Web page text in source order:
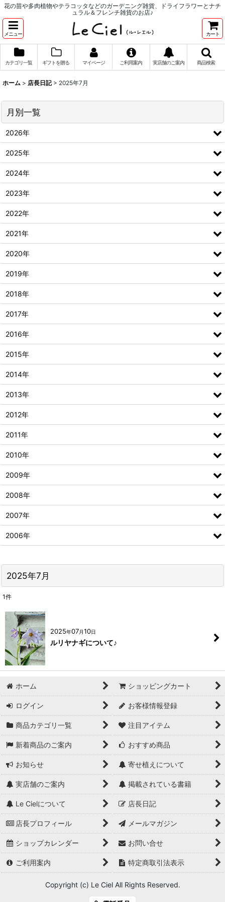
花の苗や多肉植物やテラコッタなどのガーデニング雑貨、ドライフラワーとナチ
ュラル＆フレンチ雑貨のお店♪
メニュー カート
カテゴリ一覧 ギフトを贈る マイページ ご利用案内 実店舗のご案内 商品検索
ホーム > 店長日記 > 2025年7月
2025年7月
1件
2025年07月10日
ルリヤナギについて♪
月別一覧
2026年
2025年
2024年
2023年
2022年
2021年
2020年
2019年
2018年
2017年
2016年
2015年
2014年
2013年
2012年
2011年
2010年
2009年
2008年
2007年
2006年
ホーム ショッピングカート
ログイン お客様情報登録
商品カテゴリ一覧 注目アイテム
新着商品のご案内 おすすめ商品
お知らせ 寄せ植えについて
実店舗のご案内 掲載されている書籍
Le Cielについて 店長日記
店長プロフィール メールマガジン
ショップカレンダー お問い合せ
ご利用案内 特定商取引法表示
Copyright (c) Le Ciel All Rights Reserved.